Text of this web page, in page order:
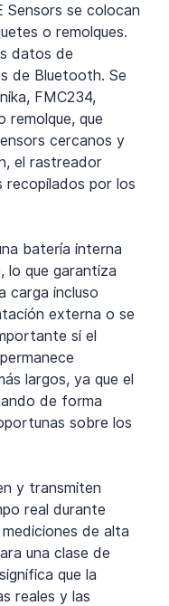
se colocan
o remolques.
datos de
de Bluetooth. Se
FMC234,
que
cercanos y
el rastreador
recopilados por los
batería interna
lo que garantiza
carga incluso
externa o se
si el
largos, ya que el
de forma
sobre los
y transmiten
real durante
de alta
una clase de
que la
reales y las